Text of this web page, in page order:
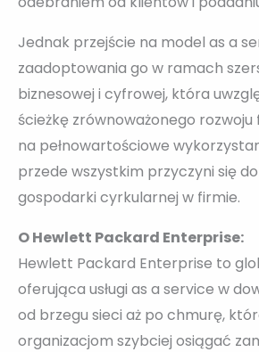
Jednak przejście na model as a
zaadoptowania go w ramach
biznesowej i cyfrowej, która
ścieżkę zrównoważonego rozwoju
na pełnowartościowe
przede wszystkim przyczyni się
gospodarki cyrkularnej w firmie.
O Hewlett Packard Enterprise:
Hewlett Packard Enterprise to
oferująca usługi as a service w
od brzegu sieci aż po chmurę,
organizacjom szybciej osiągać